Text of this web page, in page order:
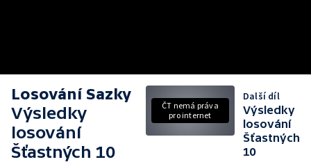
Losování Sazky
Výsledky
losování
Šťastných 10
ČT nemá práva
pro internet
Další díl
Výsledky
losování
Šťastných
10